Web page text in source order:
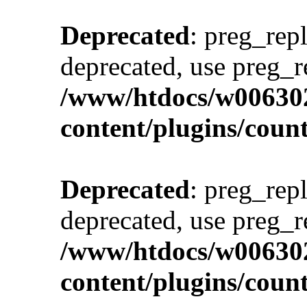
Deprecated:
deprecated, use
/www/htdocs/
content/plugins/
Deprecated:
deprecated, use
/www/htdocs/
content/plugins/